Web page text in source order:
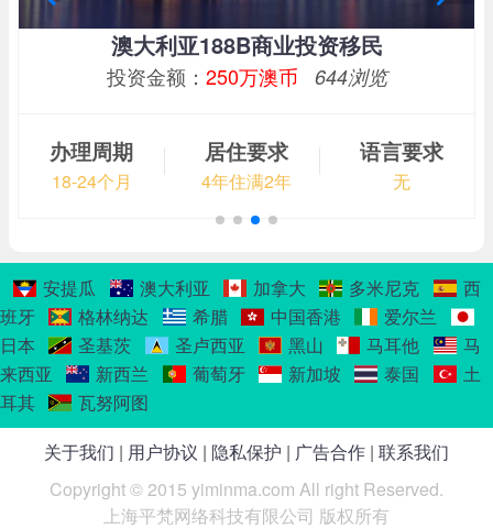
澳大利亚188B商业投资移民
投资金额： 250万澳币 644浏览
办理周期
18-24个月
居住要求
4年住满2年
语言要求
无
安提瓜 澳大利亚 加拿大 多米尼克
西
班牙
格林纳达 希腊 中国香港
爱尔兰
日本
圣基茨 圣卢西亚 黑山 马耳他
马
来西亚
新西兰 葡萄牙 新加坡 泰国
土
耳其
瓦努阿图
关于我们 | 用户协议 | 隐私保护 | 广告合作 | 联系我们
Copyright © 2015 yiminma.com All right Reserved.
上海平梵网络科技有限公司 版权所有